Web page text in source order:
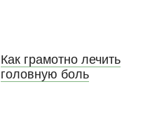
Как грамотно лечить
головную боль